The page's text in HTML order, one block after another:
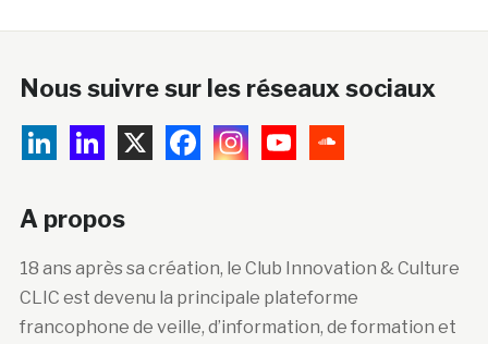
Nous suivre sur les réseaux sociaux
A propos
18 ans après sa création, le Club Innovation & Culture
CLIC est devenu la principale plateforme
francophone de veille, d’information, de formation et